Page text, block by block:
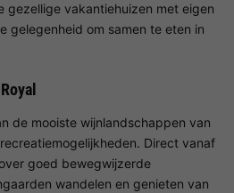
gezellige vakantiehuizen met eigen
gelegenheid om samen te eten in
de mooiste wijnlandschappen van
Direct vanaf
goed bewegwijzerde
wandelen en genieten van